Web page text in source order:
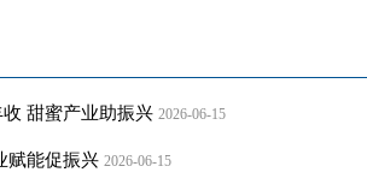
甜蜜产业助振兴 2026-06-15
赋能促振兴 2026-06-15